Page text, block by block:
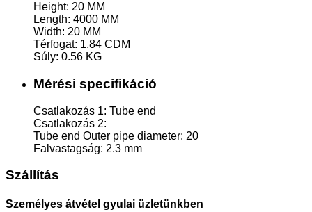
Height: 20 MM
Length: 4000 MM
Width: 20 MM
Térfogat: 1.84 CDM
Súly: 0.56 KG
Mérési specifikáció
Csatlakozás 1: Tube end
Csatlakozás 2:
Tube end Outer pipe diameter: 20
Falvastagság: 2.3 mm
Szállítás
Személyes átvétel gyulai üzletünkben